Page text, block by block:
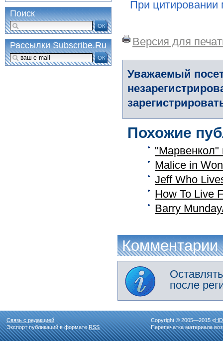
При цитировании
Версия для
Уважаемый
Похожие
"Марвенкол"
Malice in
Jeff Who
How To Live
Barry
Комментарии
после
Поиск
ОК
Рассылки Subscribe.Ru
ОК
Связь с редакцией
Экспорт публикаций в форматеRSS
Copyright © 2005—2015 «
Перепечатка материала